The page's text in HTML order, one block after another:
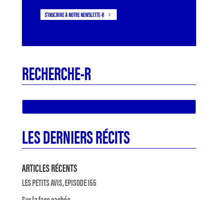
S'INSCRIRE À NOTRE NEWSLETTE-R
RECHERCHE-R
LES DERNIERS RÉCITS
ARTICLES RÉCENTS
LES PETITS AVIS, EPISODE 155